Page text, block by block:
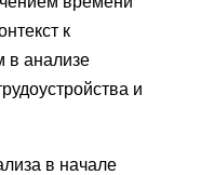
к
в анализе
и
в начале